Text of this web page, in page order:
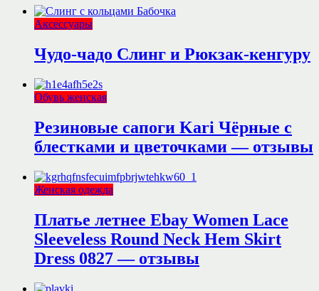
Аксессуары
Чудо-чадо Слинг и Рюкзак-кенгуру
Обувь женская
Резиновые сапоги Kari Чёрные с
блестками и цветочками — отзывы
Женская одежда
Платье летнее Ebay Women Lace
Sleeveless Round Neck Hem Skirt
Dress 0827 — отзывы